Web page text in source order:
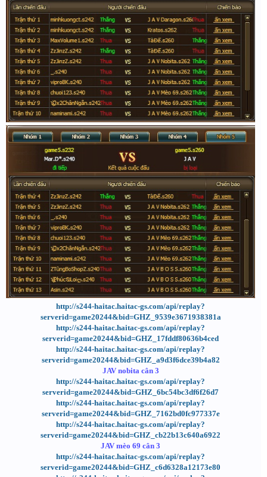
http://s244-haitac.haitac-gs.com/api/replay?
serverid=game20244&bid=GHZ_9539e3671938381a
http://s244-haitac.haitac-gs.com/api/replay?
serverid=game20244&bid=GHZ_17fddf80636b4ced
http://s244-haitac.haitac-gs.com/api/replay?
serverid=game20244&bid=GHZ_a9d3f6dce39b4a82
JAV nobita cân 3
http://s244-haitac.haitac-gs.com/api/replay?
serverid=game20244&bid=GHZ_6bc54bc3df6f26d7
http://s244-haitac.haitac-gs.com/api/replay?
serverid=game20244&bid=GHZ_7162bd0fc977337e
http://s244-haitac.haitac-gs.com/api/replay?
serverid=game20244&bid=GHZ_cb22b13c640a6922
JAV mèo 69 cân 3
http://s244-haitac.haitac-gs.com/api/replay?
serverid=game20244&bid=GHZ_c6d6328a12173e80